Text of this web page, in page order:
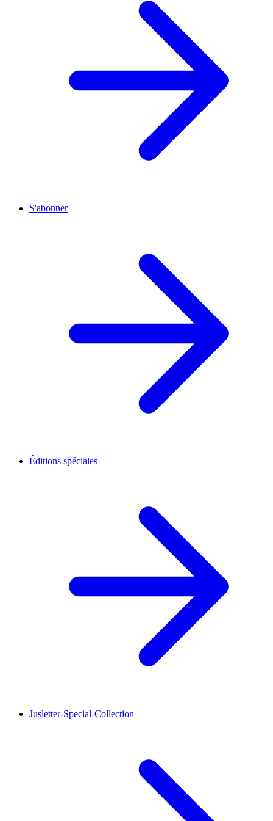
S'abonner
Éditions spéciales
Jusletter-Special-Collection